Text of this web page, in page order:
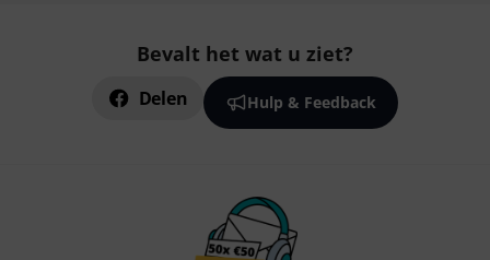
Bevalt het wat u ziet?
Delen Hulp & Feedback